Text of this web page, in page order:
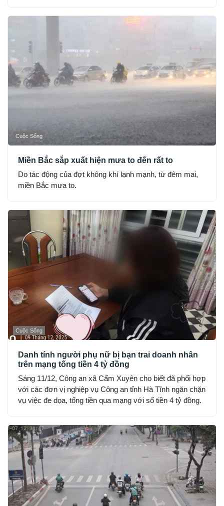
Cuộc Sống
Miền Bắc sắp xuất hiện mưa to đến rất to
Do tác động của đợt không khí lạnh mạnh, từ đêm mai,
miền Bắc mưa to.
Cuộc Sống
Danh tính người phụ nữ bị bạn trai doanh nhân
trên mạng tống tiền 4 tỷ đồng
Sáng 11/12, Công an xã Cẩm Xuyên cho biết đã phối hợp
với các đơn vị nghiệp vụ Công an tỉnh Hà Tĩnh ngăn chặn
vụ việc đe dọa, tống tiền qua mạng với số tiền 4 tỷ đồng.